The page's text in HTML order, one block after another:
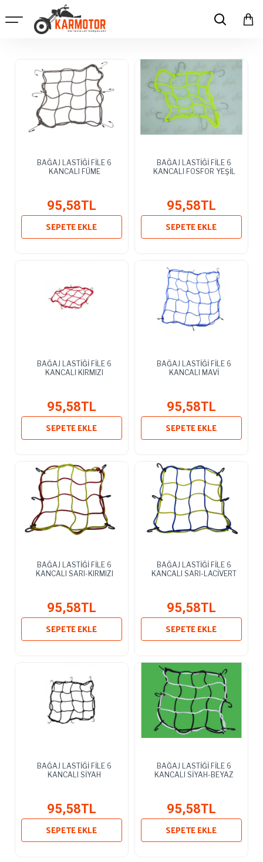
BAĞAJ LASTİĞİ FİLE 6
KANCALI FÜME
95,58TL
SEPETE EKLE
BAĞAJ LASTİĞİ FİLE 6
KANCALI FOSFOR YEŞİL
95,58TL
SEPETE EKLE
BAĞAJ LASTİĞİ FİLE 6
KANCALI KIRMIZI
95,58TL
SEPETE EKLE
BAĞAJ LASTİĞİ FİLE 6
KANCALI MAVİ
95,58TL
SEPETE EKLE
BAĞAJ LASTİĞİ FİLE 6
KANCALI SARI-KIRMIZI
95,58TL
SEPETE EKLE
BAĞAJ LASTİĞİ FİLE 6
KANCALI SARI-LACİVERT
95,58TL
SEPETE EKLE
BAĞAJ LASTİĞİ FİLE 6
KANCALI SİYAH
95,58TL
SEPETE EKLE
BAĞAJ LASTİĞİ FİLE 6
KANCALI SİYAH-BEYAZ
95,58TL
SEPETE EKLE